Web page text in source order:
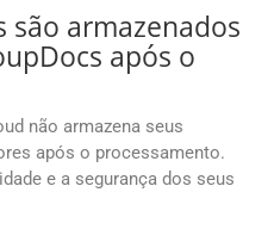
são armazenados
após o
não armazena seus
após o processamento.
e a segurança dos seus